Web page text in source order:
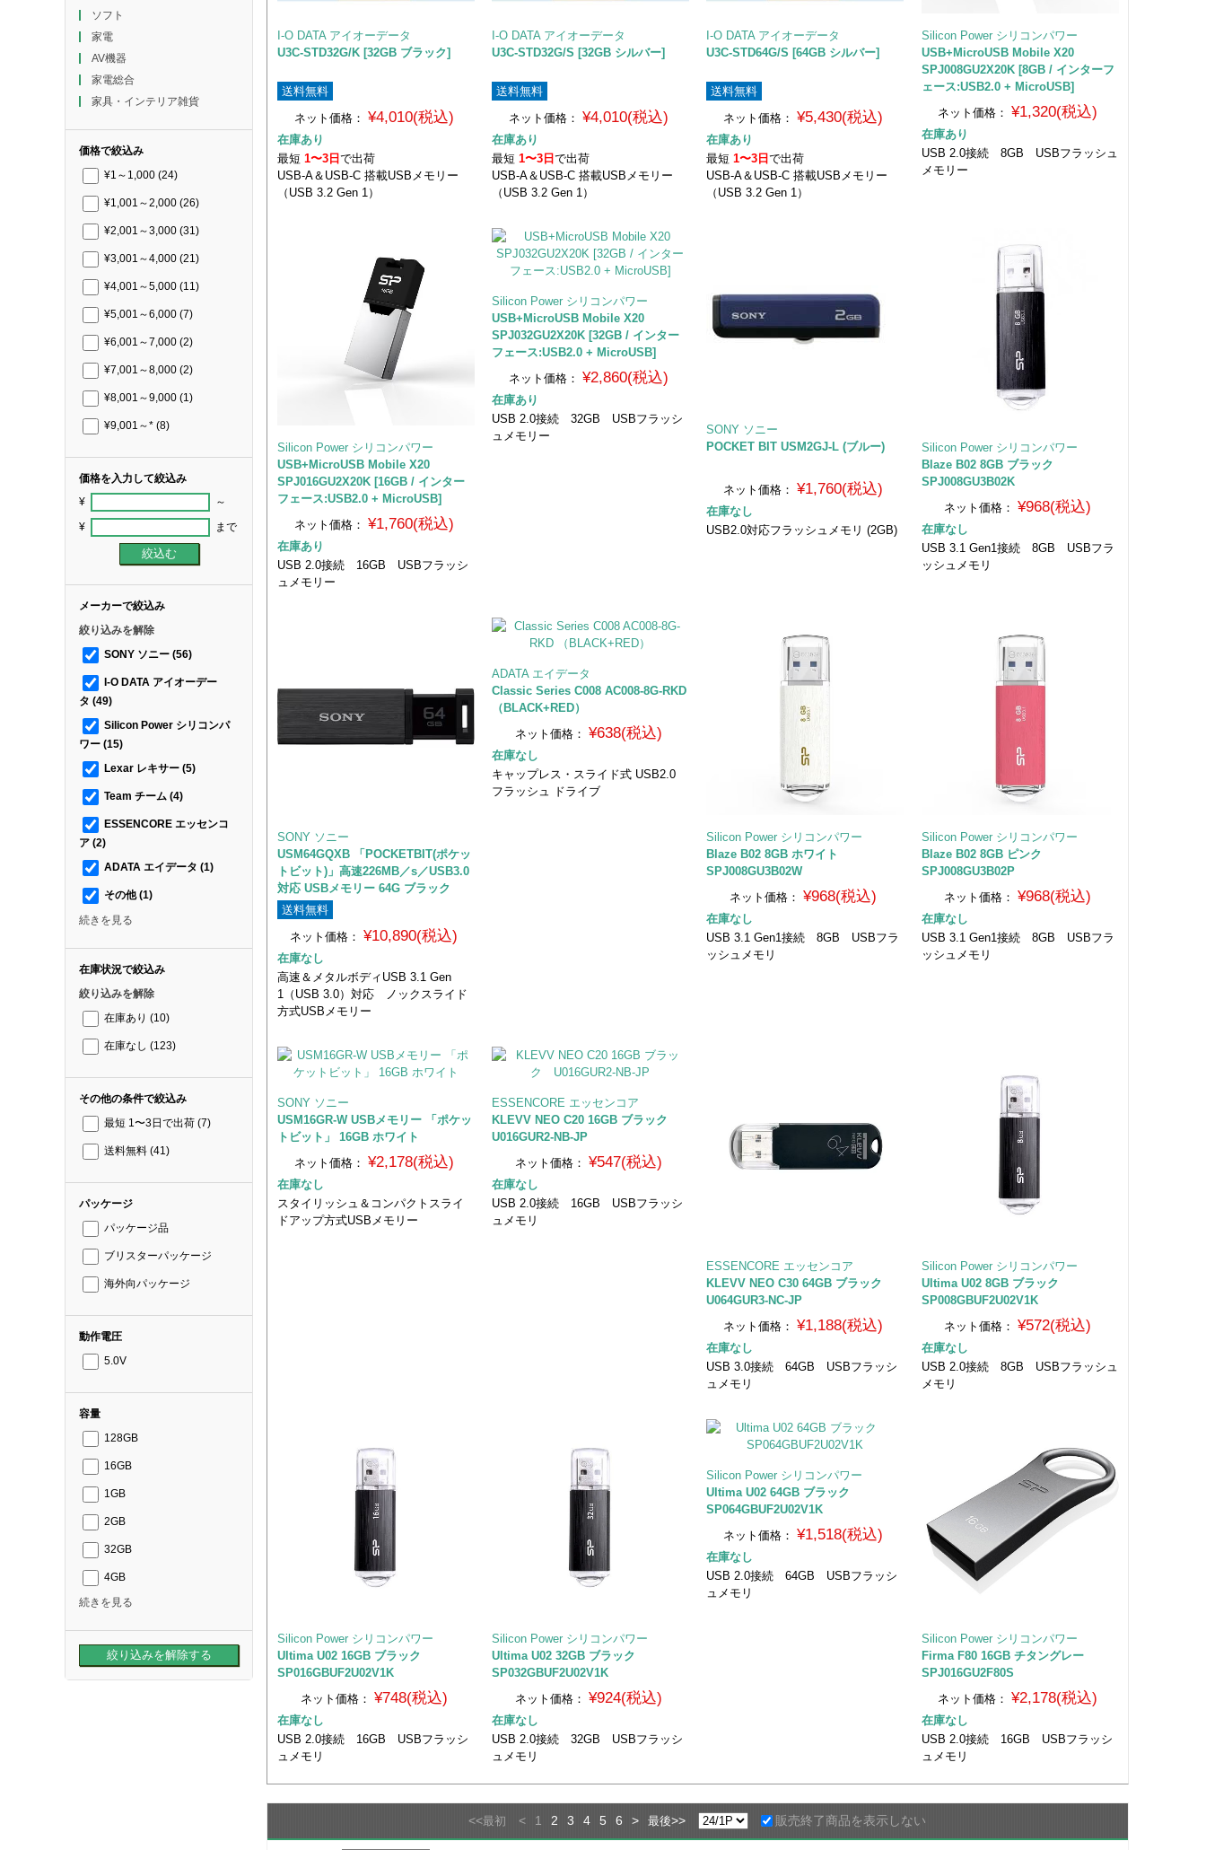
ソフト
家電
AV機器
家電総合
家具・インテリア雑貨
価格で絞込み
¥1～1,000 (24)
¥1,001～2,000 (26)
¥2,001～3,000 (31)
¥3,001～4,000 (21)
¥4,001～5,000 (11)
¥5,001～6,000 (7)
¥6,001～7,000 (2)
¥7,001～8,000 (2)
¥8,001～9,000 (1)
¥9,001～* (8)
価格を入力して絞込み
¥ ～
¥ まで
メーカーで絞込み
絞り込みを解除
SONY ソニー (56)
I-O DATA アイオーデー
タ (49)
Silicon Power シリコンパ
ワー (15)
Lexar レキサー (5)
Team チーム (4)
ESSENCORE エッセンコ
ア (2)
ADATA エイデータ (1)
その他(1)
続きを見る
在庫状況で絞込み
絞り込みを解除
在庫あり (10)
在庫なし (123)
その他の条件で絞込み
最短 1〜3日で出荷 (7)
送料無料 (41)
パッケージ
パッケージ品
ブリスターパッケージ
海外向パッケージ
動作電圧
5.0V
容量
128GB
16GB
1GB
2GB
32GB
4GB
続きを見る
I-O DATA アイオーデータ
U3C-STD32G/K [32GB ブラック]
送料無料
ネット価格： ¥4,010(税込)
在庫あり
最短 1〜3日 で出荷
USB-A＆USB-C 搭載USBメモリー
（USB 3.2 Gen 1）
I-O DATA アイオーデータ
U3C-STD32G/S [32GB シルバー]
送料無料
ネット価格： ¥4,010(税込)
在庫あり
最短1〜3日で出荷
USB-A＆USB-C 搭載USBメモリー
（USB 3.2 Gen 1）
I-O DATA アイオーデータ
U3C-STD64G/S [64GB シルバー]
送料無料
ネット価格：
¥5,430(税込)
在庫あり
最短1〜3日で出荷
USB-A＆USB-C 搭載USBメモリー
（USB 3.2 Gen 1）
Silicon Power シリコンパワー
USB+MicroUSB Mobile X20
SPJ008GU2X20K [8GB / インターフ
ェース:USB2.0 + MicroUSB]
ネット価格：
¥1,320(税込)
在庫あり
USB 2.0接続 8GB USBフラッシュ
メモリー
Silicon Power シリコンパワー
USB+MicroUSB Mobile X20
SPJ016GU2X20K [16GB / インター
フェース:USB2.0 + MicroUSB]
ネット価格： ¥1,760(税込)
在庫あり
USB 2.0接続 16GB USBフラッシ
ュメモリー
Silicon Power シリコンパワー
USB+MicroUSB Mobile X20
SPJ032GU2X20K [32GB / インター
フェース:USB2.0 + MicroUSB]
ネット価格： ¥2,860(税込)
在庫あり
USB 2.0接続 32GB USBフラッシ
ュメモリー
SONY ソニー
POCKET BIT USM2GJ-L (ブルー)
ネット価格： ¥1,760(税込)
在庫なし
USB2.0対応フラッシュメモリ (2GB)
Silicon Power シリコンパワー
Blaze B02 8GB ブラック
SPJ008GU3B02K
ネット価格：
¥968(税込)
在庫なし
USB 3.1 Gen1接続 8GB USBフラ
ッシュメモリ
SONY ソニー
USM64GQXB 「POCKETBIT(ポケッ
トビット)」高速226MB／s／USB3.0
対応 USBメモリー 64G ブラック
送料無料
ネット価格：
¥10,890(税込)
在庫なし
高速＆メタルボディUSB 3.1 Gen
1（USB 3.0）対応 ノックスライド
方式USBメモリー
ADATA エイデータ
Classic Series C008 AC008-8G-RKD
（BLACK+RED）
ネット価格： ¥638(税込)
在庫なし
キャップレス・スライド式 USB2.0
フラッシュ ドライブ
Silicon Power シリコンパワー
Blaze B02 8GB ホワイト
SPJ008GU3B02W
ネット価格：
¥968(税込)
在庫なし
USB 3.1 Gen1接続 8GB USBフラ
ッシュメモリ
Silicon Power シリコンパワー
Blaze B02 8GB ピンク
SPJ008GU3B02P
ネット価格：
¥968(税込)
在庫なし
USB 3.1 Gen1接続 8GB USBフラ
ッシュメモリ
SONY ソニー
USM16GR-W USBメモリー 「ポケッ
トビット」 16GB ホワイト
ネット価格： ¥2,178(税込)
在庫なし
スタイリッシュ＆コンパクトスライ
ドアップ方式USBメモリー
ESSENCORE エッセンコア
KLEVV NEO C20 16GB ブラック
U016GUR2-NB-JP
ネット価格： ¥547(税込)
在庫なし
USB 2.0接続 16GB USBフラッシ
ュメモリ
ESSENCORE エッセンコア
KLEVV NEO C30 64GB ブラック
U064GUR3-NC-JP
ネット価格：
¥1,188(税込)
在庫なし
USB 3.0接続 64GB USBフラッシ
ュメモリ
Silicon Power シリコンパワー
Ultima U02 8GB ブラック
SP008GBUF2U02V1K
ネット価格：
¥572(税込)
在庫なし
USB 2.0接続 8GB USBフラッシュ
メモリ
Silicon Power シリコンパワー
Ultima U02 16GB ブラック
SP016GBUF2U02V1K
ネット価格： ¥748(税込)
在庫なし
USB 2.0接続 16GB USBフラッシ
ュメモリ
Silicon Power シリコンパワー
Ultima U02 32GB ブラック
SP032GBUF2U02V1K
ネット価格： ¥924(税込)
在庫なし
USB 2.0接続 32GB USBフラッシ
ュメモリ
Silicon Power シリコンパワー
Ultima U02 64GB ブラック
SP064GBUF2U02V1K
ネット価格：
¥1,518(税込)
在庫なし
USB 2.0接続 64GB USBフラッシ
ュメモリ
Silicon Power シリコンパワー
Firma F80 16GB チタングレー
SPJ016GU2F80S
ネット価格：
¥2,178(税込)
在庫なし
USB 2.0接続 16GB USBフラッシ
ュメモリ
<<最初 < 1 2 3 4 5 6 > 最後>> 販売終了商品を表示しない